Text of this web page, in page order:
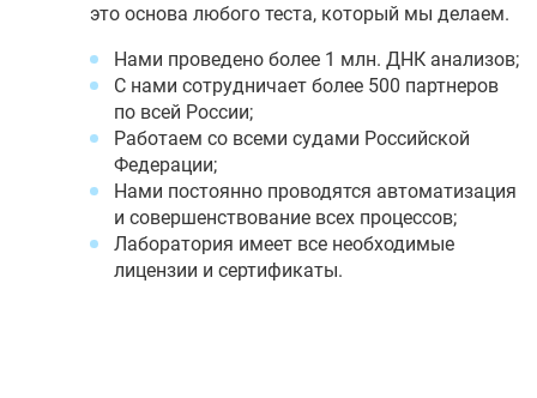
это основа любого теста, который мы делаем.
Нами проведено более 1 млн. ДНК анализов;
С нами сотрудничает более 500 партнеров
по всей России;
Работаем со всеми судами Российской
Федерации;
Нами постоянно проводятся автоматизация
и совершенствование всех процессов;
Лаборатория имеет все необходимые
лицензии и сертификаты.